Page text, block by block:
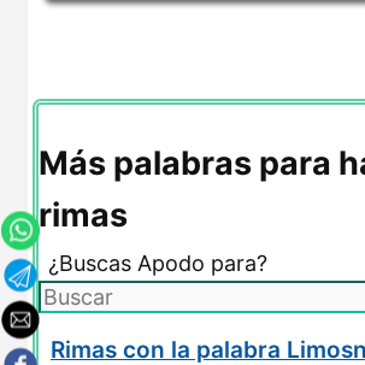
Más palabras para
rimas
¿Buscas Apodo para?
Rimas con la palabra